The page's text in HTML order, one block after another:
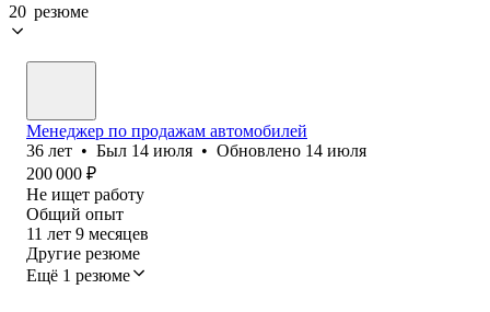
20 резюме
Менеджер по продажам автомобилей
36 лет • Был 14 июля • Обновлено 14 июля
200 000 ₽
Не ищет работу
Общий опыт
11 лет 9 месяцев
Другие резюме
Ещё 1 резюме